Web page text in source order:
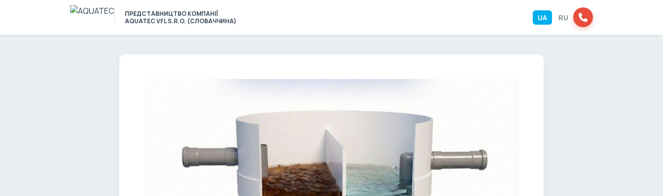
ПРЕДСТАВНИЦТВО КОМПАНІЇ
AQUATEC VFL S.R.O. (СЛОВАЧЧИНА)
UA RU